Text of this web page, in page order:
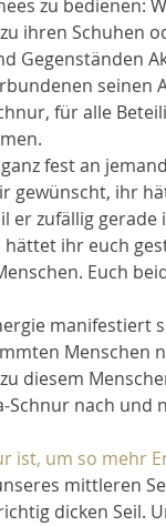
zu bedienen:
ihren Schuhen
Gegenständen
seinen
für alle
fest an
gewünscht, ihr
er zufällig
ihr euch
Euch
manifestiert
Menschen
diesem
Schnur nach und
ist, um so mehr
mittleren
dicken Seil.